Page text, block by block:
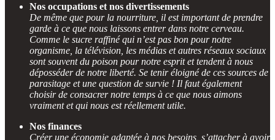
Nos occupations et nos divertissements
De même que pour la nourriture, il est important de prendre
garde à ce que nous laissons entrer dans notre cerveau.
Comme le sucre raffiné qui n’est pas bon pour notre
organisme, la télévision, les médias et autres réseaux sociaux
sont souvent du poison pour notre esprit et tendent à nous
déposséder de notre liberté. Se tenir éloigné de ces sources de
parasitage et une question de survie ! Il faut également
choisir de consacrer notre temps à ce que nous aimons
vraiment et qui nous est réellement utile.
Nos finances
Créer une économie adaptée à nos besoins, s’attacher à avoir